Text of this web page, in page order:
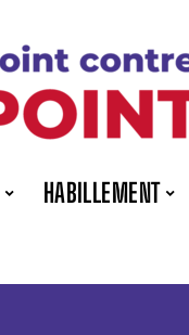
HABILLEMENT